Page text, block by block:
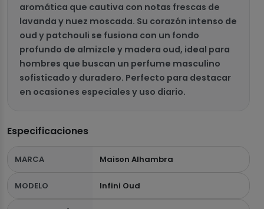
aromática que cautiva con notas frescas de
lavanda y nuez moscada. Su corazón intenso de
oud y patchouli se fusiona con un fondo
profundo de almizcle y madera oud, ideal para
hombres que buscan un perfume masculino
sofisticado y duradero. Perfecto para destacar
en ocasiones especiales y uso diario.
Especificaciones
MARCA Maison Alhambra
MODELO Infini Oud